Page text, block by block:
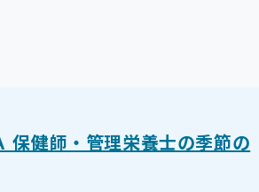
保健師・管理栄養士の季節の